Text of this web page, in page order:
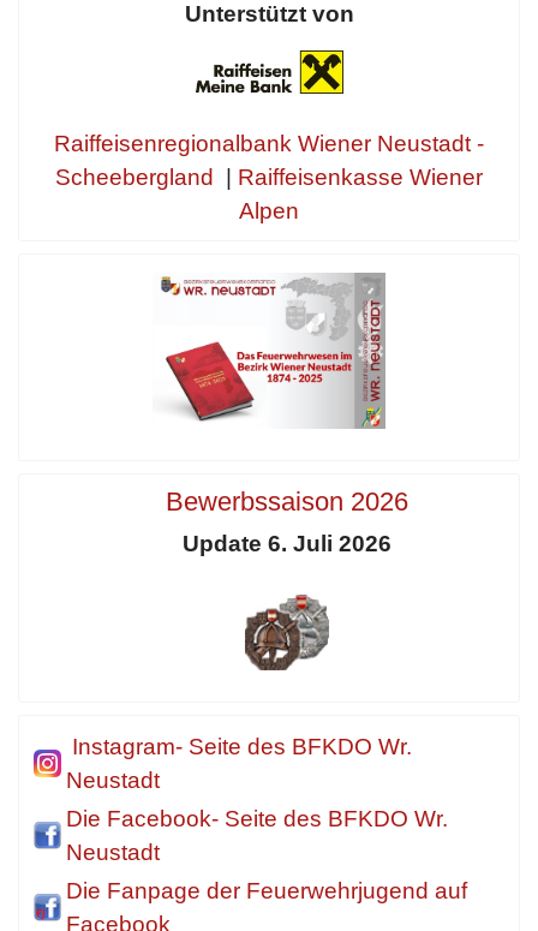
Unterstützt von
Raiffeisenregionalbank Wiener Neustadt -
Scheebergland
Raiffeisenkasse Wiener
Alpen
Bewerbssaison 2026
Update 6. Juli 2026
Instagram- Seite des BFKDO Wr.
Neustadt
Die Facebook- Seite des BFKDO Wr.
Neustadt
Die Fanpage der Feuerwehrjugend auf
Facebook